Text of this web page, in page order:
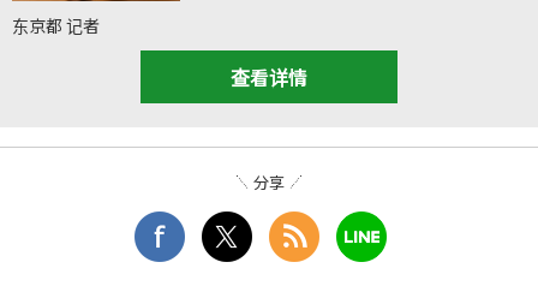
东京都 记者
查看详情
分享